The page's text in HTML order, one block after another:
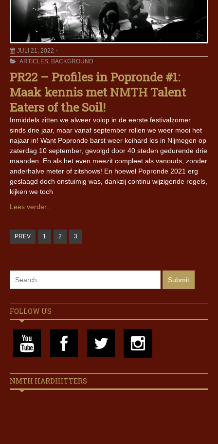
JULI 21, 2022
ARTICLES, BACKGROUND
PR22 – Profiles in Popronde #1:
Maak kennis met NMTH Talent
Eaters of the Soil!
Inmiddels zitten we alweer volop in de eerste festivalzomer
sinds drie jaar, maar vanaf september rollen we weer mooi het
najaar in! Want Popronde barst weer keihard los in Nijmegen op
zaterdag 10 september, gevolgd door 40 steden gedurende drie
maanden. En als het even meezit compleet als vanouds, zonder
anderhalve meter of zitshows! En hoewel Popronde 2021 erg
geslaagd doch onstuimig was, dankzij continu wijzigende regels,
kijken we toch
Lees verder..
PREV 1 2 3
FOLLOW US
NMTH HARDHITTERS